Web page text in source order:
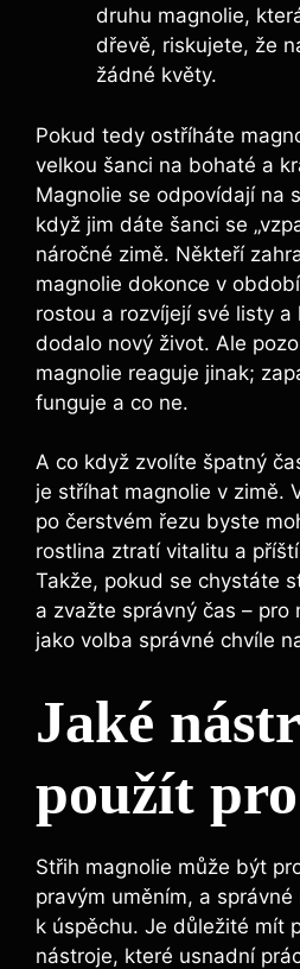
druhu magnolie,
dřevě, riskujete, že
žádné ⁣květy.
Pokud tedy ostříháte
velkou​ šanci na‌ bohaté ‌a
Magnolie se odpovídají na
⁢když jim dáte šanci se
náročné zimě.⁢ Někteří
magnolie dokonce v
rostou​ a rozvíjejí ‍své listy
dodalo nový život. Ale
magnolie⁢ reaguje jinak;​
‍funguje a ​co​ ne.
A⁢ co když ⁤zvolíte⁤ špatný‌
je stříhat magnolie v zimě.⁢
po čerstvém řezu ​byste
rostlina​ ztratí vitalitu ⁤a
‌Takže, pokud se chystáte
⁣a zvažte ‍správný čas –
jako volba správné chvíle
Jaké
⁣použít
Střih⁣ magnolie může ⁤být
pravým uměním, a
k úspěchu. Je důležité mít
nástroje, které usnadní